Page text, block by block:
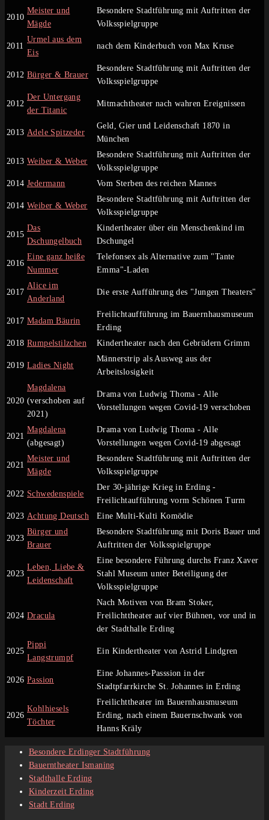
2010
Meister und
Mägde
Besondere Stadtführung mit Auftritten der
Volksspielgruppe
2011
Urmel aus dem
Eis
nach dem Kinderbuch von Max Kruse
2012 Bürger & Brauer
Besondere Stadtführung mit Auftritten der
Volksspielgruppe
2012
Der Untergang
der Titanic
Mitmachtheater nach wahren Ereignissen
2013 Adele Spitzeder
Geld, Gier und Leidenschaft 1870 in
München
2013 Weiber & Weber
Besondere Stadtführung mit Auftritten der
Volksspielgruppe
2014 Jedermann Vom Sterben des reichen Mannes
2014 Weiber & Weber
Besondere Stadtführung mit Auftritten der
Volksspielgruppe
2015
Das
Dschungelbuch
Kindertheater über ein Menschenkind im
Dschungel
2016
Eine ganz heiße
Nummer
Telefonsex als Alternative zum "Tante
Emma"-Laden
2017
Alice im
Anderland
Die erste Aufführung des "Jungen Theaters"
2017 Madam Bäurin
Freilichtaufführung im Bauernhausmuseum
Erding
2018 Rumpelstilzchen Kindertheater nach den Gebrüdern Grimm
2019 Ladies Night
Männerstrip als Ausweg aus der
Arbeitslosigkeit
2020
Magdalena
(verschoben auf
2021)
Drama von Ludwig Thoma - Alle
Vorstellungen wegen Covid-19 verschoben
2021
Magdalena
(abgesagt)
Drama von Ludwig Thoma - Alle
Vorstellungen wegen Covid-19 abgesagt
2021
Meister und
Mägde
Besondere Stadtführung mit Auftritten der
Volksspielgruppe
2022 Schwedenspiele
Der 30-jährige Krieg in Erding -
Freilichtaufführung vorm Schönen Turm
2023 Achtung Deutsch Eine Multi-Kulti Komödie
2023
Bürger und
Brauer
Besondere Stadtführung mit Doris Bauer und
Auftritten der Volksspielgruppe
2023
Leben, Liebe &
Leidenschaft
Eine besondere Führung durchs Franz Xaver
Stahl Museum unter Beteiligung der
Volksspielgruppe
2024 Dracula
Nach Motiven von Bram Stoker,
Freilichttheater auf vier Bühnen, vor und in
der Stadthalle Erding
2025
Pippi
Langstrumpf
Ein Kindertheater von Astrid Lindgren
2026 Passion
Eine Johannes-Passsion in der
Stadtpfarrkirche St. Johannes in Erding
2026
Kohlhiesels
Töchter
Freilichttheater im Bauernhausmuseum
Erding, nach einem Bauernschwank von
Hanns Kräly
Besondere Erdinger Stadtführung
Bauerntheater Ismaning
Stadthalle Erding
Kinderzeit Erding
Stadt Erding